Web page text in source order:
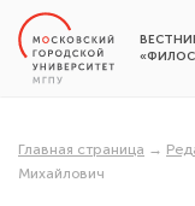
Главная страница →
Михайлович